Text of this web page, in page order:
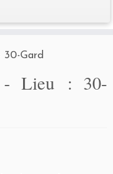
30-Gard
- Lieu : 30-